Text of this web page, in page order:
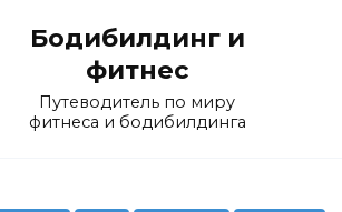
Бодибилдинг и
фитнес
Путеводитель по миру
фитнеса и бодибилдинга